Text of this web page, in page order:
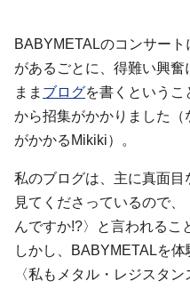
BABYMETALのコンサー
があるごとに、得難い興
まま ブログを書くという
から招集がかかりました
がかかるMikiki）。
私のブログは、主に真面
見てくださっているので
んですか!?〉と言われるこ
しかし、BABYMETALを体
〈私もメタル・レジスタ